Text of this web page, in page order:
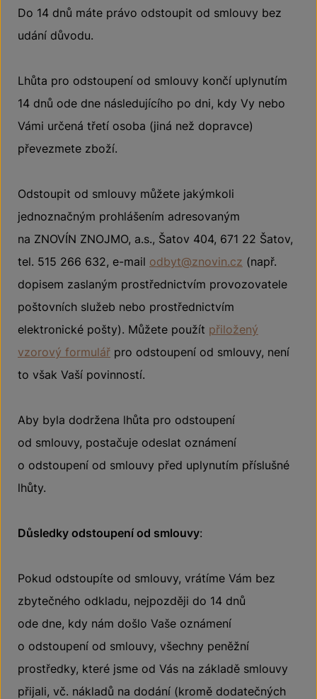
Do 14 dnů máte právo odstoupit od smlouvy bez
udání důvodu.
Lhůta pro odstoupení od smlouvy končí uplynutím
14 dnů ode dne následujícího po dni, kdy Vy nebo
Vámi určená třetí osoba (jiná než dopravce)
převezmete zboží.
Odstoupit od smlouvy můžete jakýmkoli
jednoznačným prohlášením adresovaným
na ZNOVÍN ZNOJMO, a.s., Šatov 404, 671 22 Šatov,
tel. 515 266 632, e-mail odbyt@znovin.cz (např.
dopisem zaslaným prostřednictvím provozovatele
poštovních služeb nebo prostřednictvím
elektronické pošty). Můžete použít přiložený
vzorový formulář pro odstoupení od smlouvy, není
to však Vaší povinností.
Aby byla dodržena lhůta pro odstoupení
od smlouvy, postačuje odeslat oznámení
o odstoupení od smlouvy před uplynutím příslušné
lhůty.
Důsledky odstoupení od smlouvy:
Pokud odstoupíte od smlouvy, vrátíme Vám bez
zbytečného odkladu, nejpozději do 14 dnů
ode dne, kdy nám došlo Vaše oznámení
o odstoupení od smlouvy, všechny peněžní
prostředky, které jsme od Vás na základě smlouvy
přijali, vč. nákladů na dodání (kromě dodatečných